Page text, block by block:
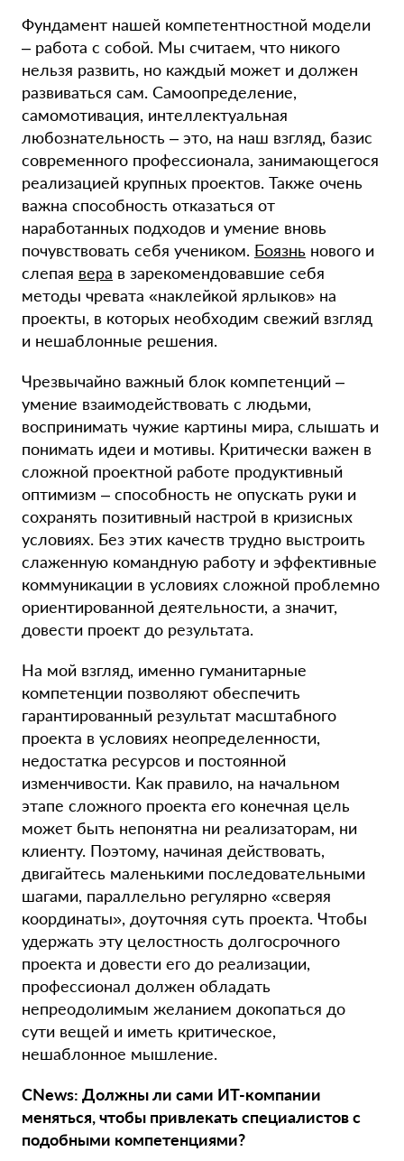
Фундамент нашей компетентностной модели
– работа с собой. Мы считаем, что никого
нельзя развить, но каждый может и должен
развиваться сам. Самоопределение,
самомотивация, интеллектуальная
любознательность – это, на наш взгляд, базис
современного профессионала, занимающегося
реализацией крупных проектов. Также очень
важна способность отказаться от
наработанных подходов и умение вновь
почувствовать себя учеником. Боязнь нового и
слепая вера в зарекомендовавшие себя
методы чревата «наклейкой ярлыков» на
проекты, в которых необходим свежий взгляд
и нешаблонные решения.
Чрезвычайно важный блок компетенций –
умение взаимодействовать с людьми,
воспринимать чужие картины мира, слышать и
понимать идеи и мотивы. Критически важен в
сложной проектной работе продуктивный
оптимизм – способность не опускать руки и
сохранять позитивный настрой в кризисных
условиях. Без этих качеств трудно выстроить
слаженную командную работу и эффективные
коммуникации в условиях сложной проблемно
ориентированной деятельности, а значит,
довести проект до результата.
На мой взгляд, именно гуманитарные
компетенции позволяют обеспечить
гарантированный результат масштабного
проекта в условиях неопределенности,
недостатка ресурсов и постоянной
изменчивости. Как правило, на начальном
этапе сложного проекта его конечная цель
может быть непонятна ни реализаторам, ни
клиенту. Поэтому, начиная действовать,
двигайтесь маленькими последовательными
шагами, параллельно регулярно «сверяя
координаты», доуточняя суть проекта. Чтобы
удержать эту целостность долгосрочного
проекта и довести его до реализации,
профессионал должен обладать
непреодолимым желанием докопаться до
сути вещей и иметь критическое,
нешаблонное мышление.
CNews: Должны ли сами ИТ-компании
меняться, чтобы привлекать специалистов с
подобными компетенциями?